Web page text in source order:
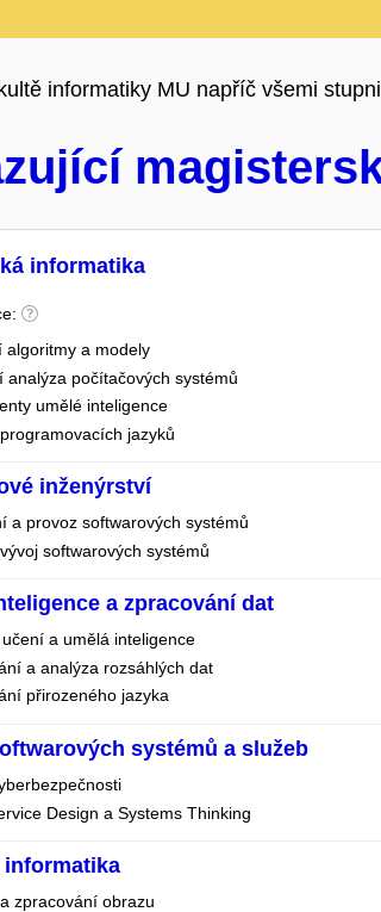
informatiky MU napříč všemi
informatika
algoritmy a modely
analýza počítačových systémů
umělé inteligence
jazyků
inženýrství
a provoz softwarových systémů
softwarových systémů
a zpracování dat
a umělá inteligence
a analýza rozsáhlých dat
přirozeného jazyka
systémů a služeb
Design a Systems Thinking
informatika
zpracování obrazu